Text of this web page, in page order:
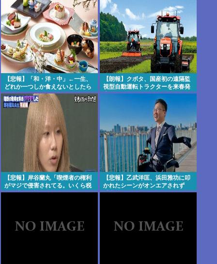
傷 白バイ乗車歴4カ月 [8/6]
【悲報】「和・洋・中」←一生、
どれか一つしか食えないとしたら
【朗報】クボタ、国産初の遠隔監
視型自動運転トラクターを来春発
売
【悲報】岸谷蘭丸「喫煙者の権利
がマジで侵害されてる。いくら税
金を我々が払ってるんだ」
【悲報】乙武洋匡、浜田雅功に叩
かれたシーンがオンエアされず
「逆差別だと思って」